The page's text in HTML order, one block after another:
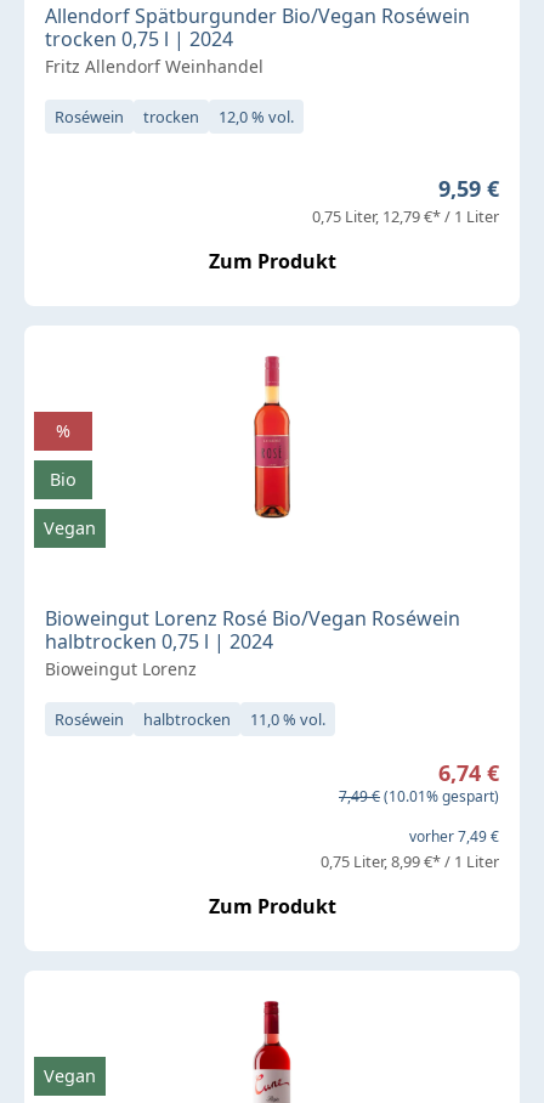
Allendorf Spätburgunder Bio/Vegan Roséwein
trocken 0,75 l | 2024
Fritz Allendorf Weinhandel
Roséwein trocken 12,0 % vol.
Regulärer
9,59 €
0,75 Liter 12,79 €* / 1 Liter
Zum Produkt
Bioweingut Lorenz Rosé Bio/Vegan Roséwein
halbtrocken 0,75 l | 2024
Bioweingut Lorenz
Roséwein halbtrocken 11,0 % vol.
Verkaufspreis:
6,74 €
Regulärer Preis:
7,49 €(10.01% gespart)
vorher 7,49 €
0,75 Liter 8,99 €* / 1 Liter
Zum Produkt
%
Bio
Vegan
Vegan